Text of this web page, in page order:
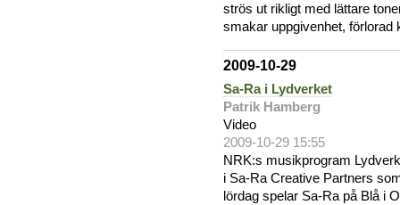
strös ut rikligt med lättare
smakar uppgivenhet,
2009-10-29
Sa-Ra i Lydverket
Patrik Hamberg
Video
2009-10-29 15:55
NRK:s musikprogram
i Sa-Ra Creative Partners
lördag spelar Sa-Ra på Blå i